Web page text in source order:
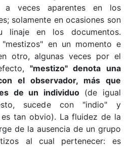
a veces aparentes en los
solamente en ocasiones son
linaje en los documentos.
en un momento e
otro, algunas veces por el
"mestizo" denota una
el observador, más que
de un individuo(de igual
sucede con "indio" y
es tan obvio). La fluidez de la
de la ausencia de un grupo
al cual pertenecer: es